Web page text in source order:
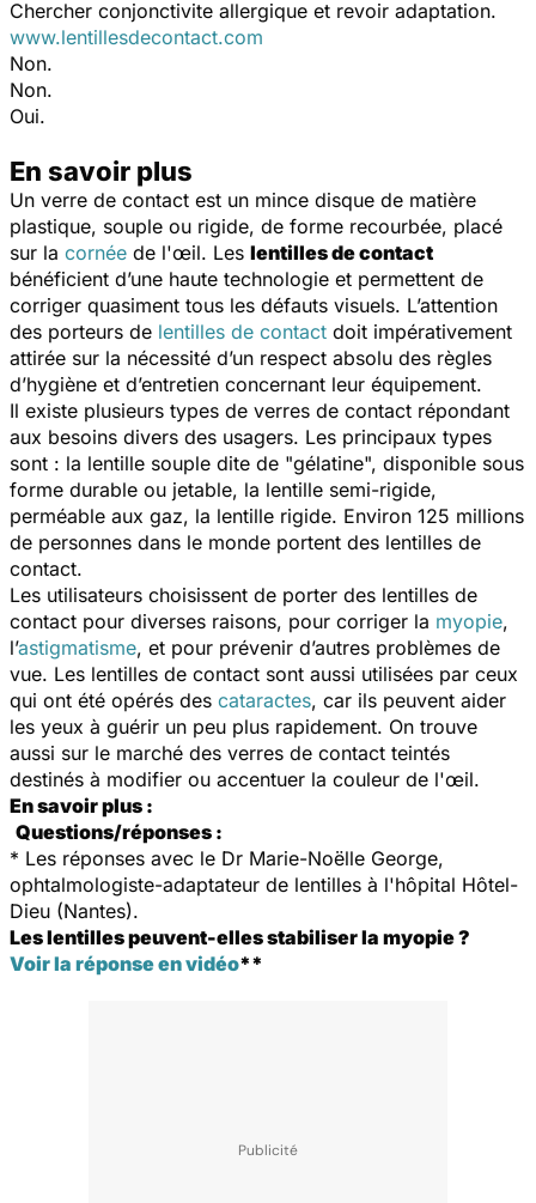
Chercher conjonctivite allergique et revoir adaptation.
www.lentillesdecontact.com
Non.
Non.
Oui.
En savoir plus
Un verre de contact est un mince disque de matière
plastique, souple ou rigide, de forme recourbée, placé
sur la cornée de l'œil. Les lentilles de contact
bénéficient d’une haute technologie et permettent de
corriger quasiment tous les défauts visuels. L’attention
des porteurs de lentilles de contact doit impérativement
attirée sur la nécessité d’un respect absolu des règles
d’hygiène et d’entretien concernant leur équipement.
Il existe plusieurs types de verres de contact répondant
aux besoins divers des usagers. Les principaux types
sont : la lentille souple dite de "gélatine", disponible sous
forme durable ou jetable, la lentille semi-rigide,
perméable aux gaz, la lentille rigide. Environ 125 millions
de personnes dans le monde portent des lentilles de
contact.
Les utilisateurs choisissent de porter des lentilles de
contact pour diverses raisons, pour corriger la myopie,
l’astigmatisme, et pour prévenir d’autres problèmes de
vue. Les lentilles de contact sont aussi utilisées par ceux
qui ont été opérés des cataractes, car ils peuvent aider
les yeux à guérir un peu plus rapidement. On trouve
aussi sur le marché des verres de contact teintés
destinés à modifier ou accentuer la couleur de l'œil.
En savoir plus :
Questions/réponses :
* Les réponses avec le Dr Marie-Noëlle George,
ophtalmologiste-adaptateur de lentilles à l'hôpital Hôtel-
Dieu (Nantes).
Les lentillespeuvent-elles stabiliser la myopie ?
Voir la réponse en vidéo**